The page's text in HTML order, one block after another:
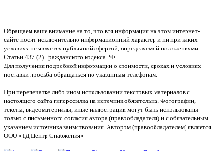
Обращаем ваше внимание на то, что вся информация на этом интернет-
сайте носит исключительно информационный характер и ни при каких
условиях не является публичной офертой, определяемой положениями
Статьи 437 (2) Гражданского кодекса РФ.
Для получения подробной информации о стоимости, сроках и условиях
поставки просьба обращаться по указанным телефонам.
При перепечатке либо ином использовании текстовых материалов с
настоящего сайта гиперссылка на источник обязательна. Фотографии,
тексты, видеоматериалы, иные иллюстрации могут быть использованы
только с письменного согласия автора (правообладателя) и с обязательным
указанием источника заимствования. Автором (правообладателем) является
ООО «ТД Центр Снабжения»